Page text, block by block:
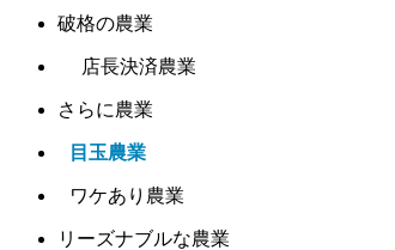
破格の農業
店長決済農業
さらに農業
目玉農業
ワケあり農業
リーズナブルな農業